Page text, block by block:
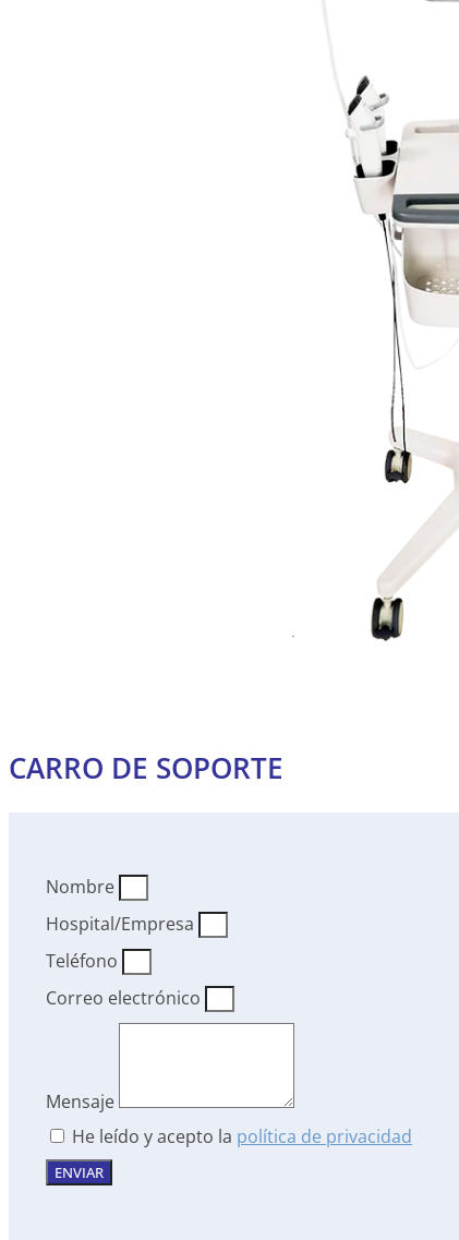
CARRO DE SOPORTE
Nombre
Hospital/Empresa
Teléfono
Correo electrónico
Mensaje
He leído y acepto la política de privacidad
ENVIAR